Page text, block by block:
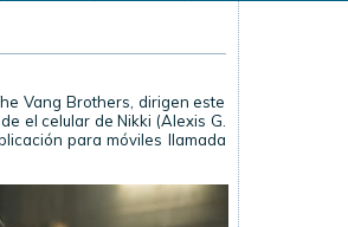
Vang Brothers, dirigen este
el celular de Nikki (Alexis G.
para móviles llamada